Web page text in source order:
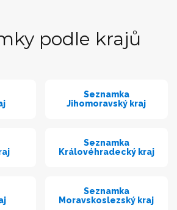
podle krajů
Seznamka
Jihomoravský kraj
Seznamka
Královéhradecký kraj
Seznamka
Moravskoslezský kraj